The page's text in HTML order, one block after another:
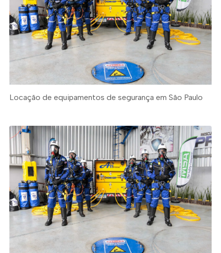
Locação de equipamentos de segurança em São Paulo